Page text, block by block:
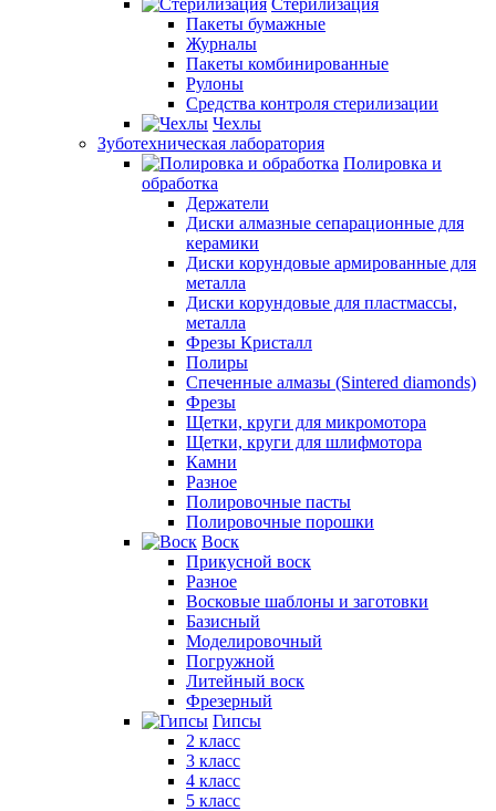
Стерилизация
Пакеты бумажные
Журналы
Пакеты комбинированные
Рулоны
Средства контроля стерилизации
Чехлы
Зуботехническая лаборатория
Полировка и
обработка
Держатели
Диски алмазные сепарационные для
керамики
Диски корундовые армированные для
металла
Диски корундовые для пластмассы,
металла
Фрезы Кристалл
Полиры
Спеченные алмазы (Sintered diamonds)
Фрезы
Щетки, круги для микромотора
Щетки, круги для шлифмотора
Камни
Разное
Полировочные пасты
Полировочные порошки
Воск
Прикусной воск
Разное
Восковые шаблоны и заготовки
Базисный
Моделировочный
Погружной
Литейный воск
Фрезерный
Гипсы
2 класс
3 класс
4 класс
5 класс